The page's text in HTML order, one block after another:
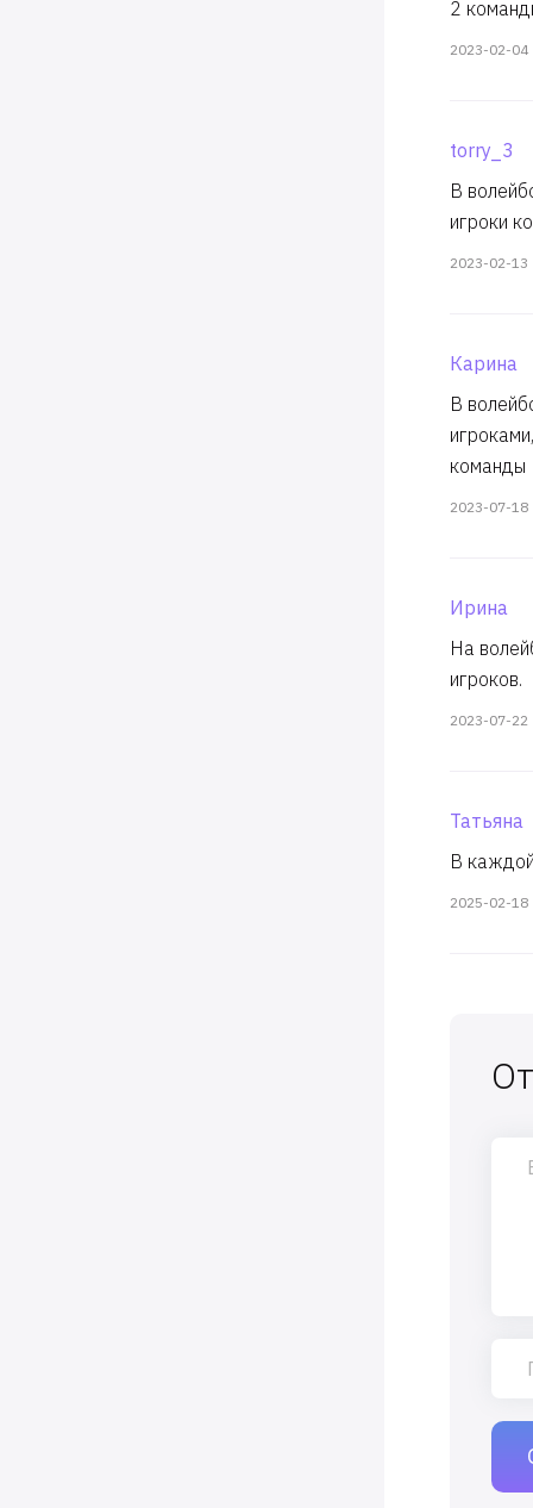
2
2023-02-04
torry_3
В
игроки
2023-02-13
Карина
В
команды
2023-07-18
Ирина
На
игроков.
2023-07-22
Татьяна
В
2025-02-18